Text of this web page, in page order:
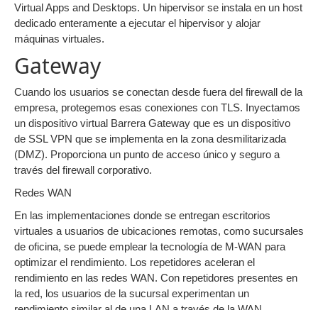
Virtual Apps and Desktops. Un hipervisor se instala en un host
dedicado enteramente a ejecutar el hipervisor y alojar
máquinas virtuales.
Gateway
Cuando los usuarios se conectan desde fuera del firewall de la
empresa, protegemos esas conexiones con TLS. Inyectamos
un dispositivo virtual Barrera Gateway que es un dispositivo
de SSL VPN que se implementa en la zona desmilitarizada
(DMZ). Proporciona un punto de acceso único y seguro a
través del firewall corporativo.
Redes WAN
En las implementaciones donde se entregan escritorios
virtuales a usuarios de ubicaciones remotas, como sucursales
de oficina, se puede emplear la tecnología de M-WAN para
optimizar el rendimiento. Los repetidores aceleran el
rendimiento en las redes WAN. Con repetidores presentes en
la red, los usuarios de la sucursal experimentan un